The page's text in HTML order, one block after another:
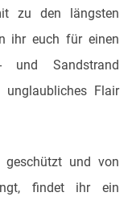
zu den längsten
ihr euch für einen
Sandstrand
Flair
geschützt und von
findet ihr ein